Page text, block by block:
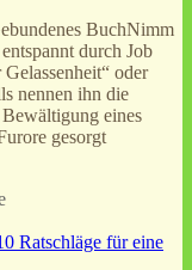
BuchNimm
durch Job
oder
nennen ihn die
eines
gesorgt